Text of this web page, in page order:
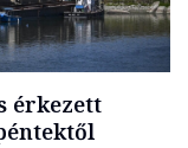
érkezett